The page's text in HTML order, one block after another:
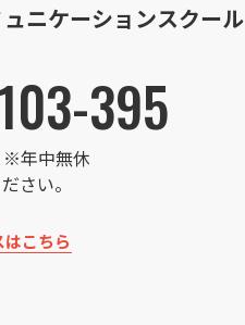
ニケーションスクール
395
※年中無休
さい。
こちら